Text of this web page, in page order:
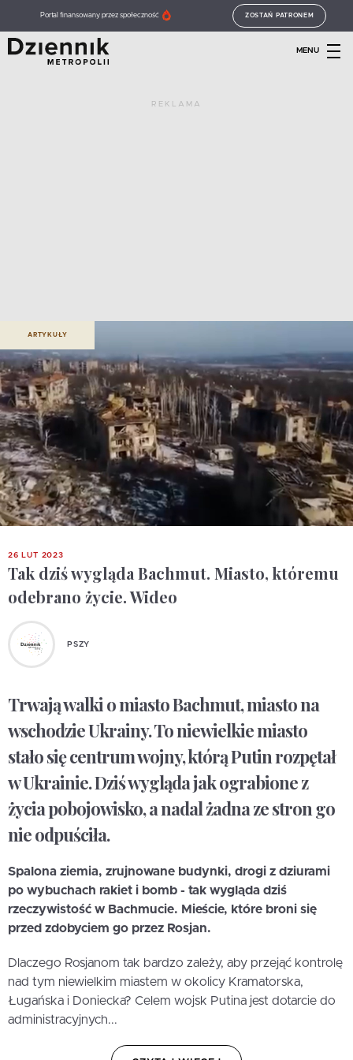
Portal finansowany przez społeczność ZOSTAŃ PATRONEM
MENU
REKLAMA
ARTYKUŁY
26 LUT 2023
Tak dziś wygląda Bachmut. Miasto, któremu
odebrano życie. Wideo
PSZY
Trwają walki o miasto Bachmut, miasto na
wschodzie Ukrainy. To niewielkie miasto
stało się centrum wojny, którą Putin rozpętał
w Ukrainie. Dziś wygląda jak ograbione z
życia pobojowisko, a nadal żadna ze stron go
nie odpuściła.
Spalona ziemia, zrujnowane budynki, drogi z dziurami
po wybuchach rakiet i bomb - tak wygląda dziś
rzeczywistość w Bachmucie. Mieście, które broni się
przed zdobyciem go przez Rosjan.
Dlaczego Rosjanom tak bardzo zależy, aby przejąć kontrolę
nad tym niewielkim miastem w okolicy Kramatorska,
Ługańska i Doniecka? Celem wojsk Putina jest dotarcie do
administracyjnych...